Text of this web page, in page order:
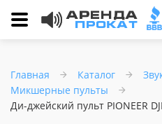
Главная Каталог
Микшерные пульты
Ди-джейский пульт PIONEER